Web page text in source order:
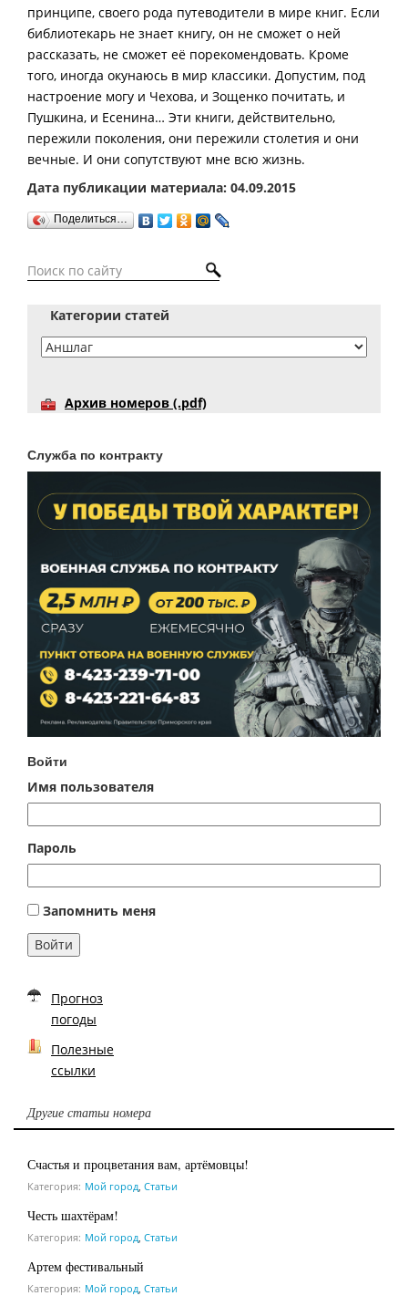
принципе, своего рода путеводители в мире книг. Если
библиотекарь не знает книгу, он не сможет о ней
рассказать, не сможет её порекомендовать. Кроме
того, иногда окунаюсь в мир классики. Допустим, под
настроение могу и Чехова, и Зощенко почитать, и
Пушкина, и Есенина… Эти книги, действительно,
пережили поколения, они пережили столетия и они
вечные. И они сопутствуют мне всю жизнь.
Дата публикации материала: 04.09.2015
Поделиться…
Категории статей
Архив номеров (.pdf)
Служба по контракту
Войти
Имя пользователя
Пароль
Запомнить меня
Войти
Прогноз
погоды
Полезные
ссылки
Другие статьи номера
Счастья и процветания вам, артёмовцы!
Категория: Мой город Статьи
Честь шахтёрам!
Категория: Мой город Статьи
Артем фестивальный
Категория: Мой город Статьи